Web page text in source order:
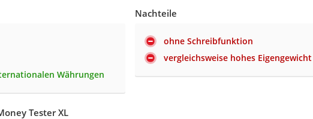
Währungen
Nachteile
ohne Schreibfunktion
vergleichsweise hohes Eigengewicht
Tester XL